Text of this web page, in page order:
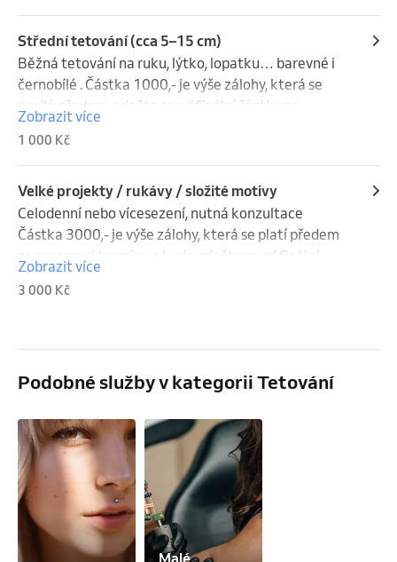
Střední tetování (cca 5–15 cm)
Běžná tetování na ruku, lýtko, lopatku… barevné i
černobílé . Částka 1000,- je výše zálohy, která se
posílá předem, odečte se od finální částky po
zhotovení tetování. Jen prosím zvaž v jakém stylu
tetování bude… každý tatér má svůj styl ☺️
Zobrazit více
1 000 Kč
Velké projekty / rukávy / složité motivy
Celodenní nebo vícesezení, nutná konzultace
Částka 3000,- je výše zálohy, která se platí předem
za rezervaci termínu a bude odečtena od finální
částky. Pokud nedorazíte bez omluvy alespoň 2 dny
před termínem, tak záloha propadá.
Zobrazit více
3 000 Kč
Podobné služby v kategorii Tetování